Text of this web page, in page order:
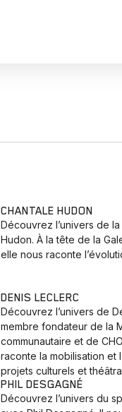
CHANTALE HUDON
Découvrez l’univers de
Hudon. À la tête de la
elle nous raconte
DENIS LECLERC
Découvrez l’univers de
membre fondateur de la
communautaire et de
raconte la mobilisation et
projets culturels et
PHIL DESGAGNÉ
Découvrez l’univers du